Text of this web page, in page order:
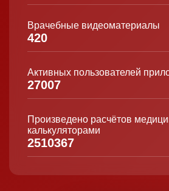
Врачебные видеоматериалы
420
Активных пользователей
27007
Произведено расчётов
калькуляторами
2510367